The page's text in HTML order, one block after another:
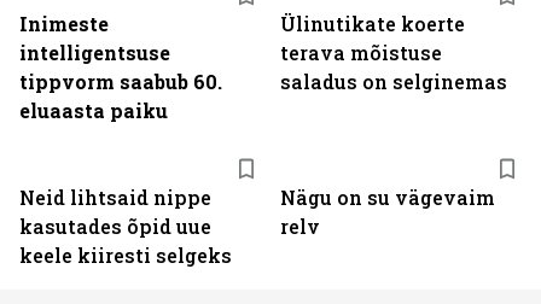
Inimeste
intelligentsuse
tippvorm saabub 60.
eluaasta paiku
Ülinutikate koerte
terava mõistuse
saladus on selginemas
Neid lihtsaid nippe
kasutades õpid uue
keele kiiresti selgeks
Nägu on su vägevaim
relv